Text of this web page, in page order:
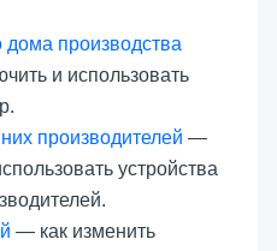
дома производства
и использовать
производителей —
устройства
— как изменить